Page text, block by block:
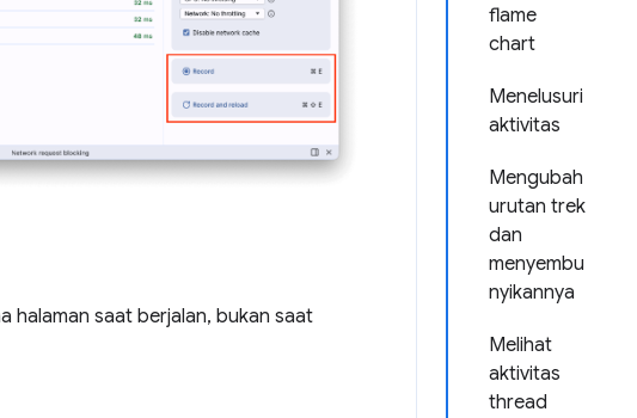
flame
chart
Menelusuri
aktivitas
Mengubah
urutan trek
dan
menyembu
nyikannya
Melihat
aktivitas
thread
halaman saat berjalan, bukan saat